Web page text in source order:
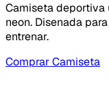
Camiseta deportiva
neon. Disenada
entrenar.
Comprar Camiseta